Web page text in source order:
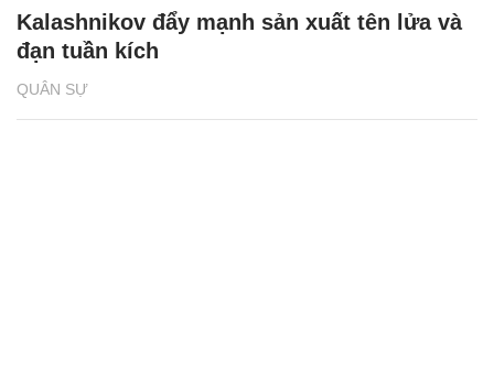
QUÂN SỰ
Kalashnikov đẩy mạnh sản xuất tên lửa và
đạn tuần kích